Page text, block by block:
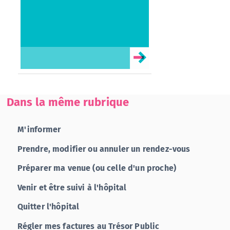
Dans la même rubrique
M'informer
Prendre, modifier ou annuler un rendez-vous
Préparer ma venue (ou celle d'un proche)
Venir et être suivi à l'hôpital
Quitter l'hôpital
Régler mes factures au Trésor Public